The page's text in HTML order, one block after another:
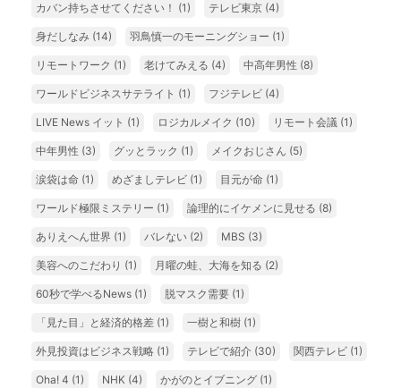
カバン持ちさせてください！ (1) テレビ東京 (4)
身だしなみ (14) 羽鳥慎一のモーニングショー (1)
リモートワーク (1) 老けてみえる (4) 中高年男性 (8)
ワールドビジネスサテライト (1) フジテレビ (4)
LIVE News イット (1) ロジカルメイク (10) リモート会議 (1)
中年男性 (3) グッとラック (1) メイクおじさん (5)
涙袋は命 (1) めざましテレビ (1) 目元が命 (1)
ワールド極限ミステリー (1) 論理的にイケメンに見せる (8)
ありえへん世界 (1) バレない (2) MBS (3)
美容へのこだわり (1) 月曜の蛙、大海を知る (2)
60秒で学べるNews (1) 脱マスク需要 (1)
「見た目」と経済的格差 (1) 一樹と和樹 (1)
外見投資はビジネス戦略 (1) テレビで紹介 (30) 関西テレビ (1)
Oha! 4 (1) NHK (4) かがのとイブニング (1)